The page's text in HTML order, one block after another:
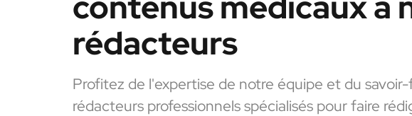
rédacteurs
Profitez de l'expertise de notre équipe et du
rédacteurs professionnels spécialisés pour faire